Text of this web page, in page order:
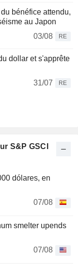
bénéfice attendu,
au Japon
03/08
RE
dollar et s'apprête
31/07
RE
S&P GSCI
dólares, en
07/08
smelter upends
07/08